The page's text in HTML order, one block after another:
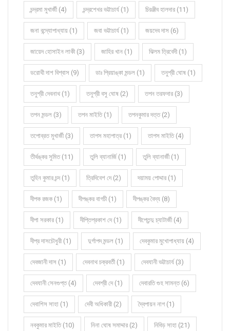
চন্দ্রমা মুখার্জী (4) চন্দ্রশেখর ভট্টাচার্য (1) চিরঞ্জীব হালদার (11)
জনা বন্দ্যোপাধ্যায় (1) জবা ভট্টাচার্য (1) জয়দেব দাস (6)
জায়েদ হোসাইন লাকী (3) জাহির খান (1) ঝিলম ত্রিবেদী (1)
ডরোথী দাশ বিশ্বাস (9) ডাঃ প্রিয়াঙ্কা মন্ডল (1) তনুশ্রী ঘোষ (1)
তনুশ্রী দেবনাথ (1) তনুশ্রী বসু ঘোষ (2) তপন তরফদার (3)
তপন মন্ডল (3) তপন মাইতি (1) তপনকুমার দত্ত (2)
তপোব্রত মুখার্জী (3) তাপস মহাপাত্র (1) তাপস মাইতি (4)
তীর্থঙ্কর সুমিত (11) তুলি ব্যানার্জি (1) তুলি ব্যানার্জী (1)
তুহিন কুমার চন্দ (1) ত্রিদিবেশ দে (2) দয়াময় পোদ্দার (1)
দীপক রজক (1) দীপঙ্কর বাগচী (1) দীপঙ্কর বৈদ্য (8)
দীপা সরকার (1) দীপ্তিপ্রকাশ দে (1) দীপ্তেন্দু চ্যাটার্জী (4)
দীপ্র দাসচৌধুরী (1) দুর্গাপদ মন্ডল (1) দেবকুমার মুখোপাধ্যায় (4)
দেবজানী দাস (1) দেবনাথ চক্রবর্তী (1) দেবযানী ভট্টাচার্য (3)
দেবযানী সেনগুপ্ত (4) দেবশ্রী দে (1) দেবারতি গুহ সামন্ত (6)
দেবাশিস সাহা (1) দেবী অধিকারী (2) দ্বৈপায়ন নাগ (1)
নবকুমার মাইতি (10) নিনা ঘোষ সমাদ্দার (2) নিবিড় সাহা (21)